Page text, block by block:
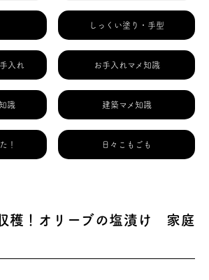
しっくい塗り・手型
入れ お手入れマメ知識
識 建築マメ知識
！ 日々こもごも
穫！オリーブの塩漬け 家庭